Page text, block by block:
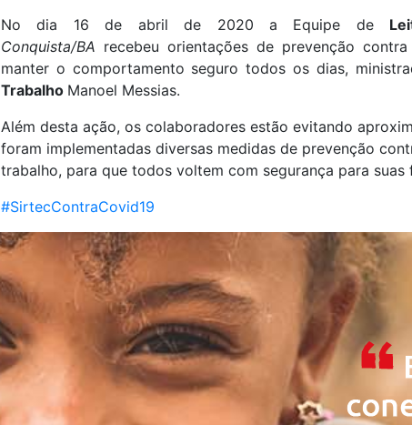
No dia 16 de abril de 2020 a Equipe de
Conquista/BA recebeu orientações de prevenção
manter o comportamento seguro todos os dias,
Trabalho Manoel Messias.
Além desta ação, os colaboradores estão evitando
foram implementadas diversas medidas de prevenção
trabalho, para que todos voltem com segurança para suas
#SirtecContraCovid19